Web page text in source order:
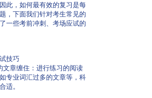
此，如何最有效的复习是每
，下面我们针对考生常见的
一些考前冲刺、考场应试的
技巧
章缠住：进行练习的阅读
专业词汇过多的文章等，科
适。